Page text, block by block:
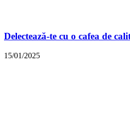
Delectează-te cu o cafea de
15/01/2025